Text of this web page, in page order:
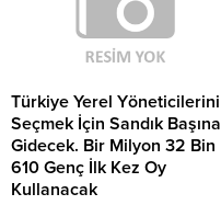
Türkiye Yerel Yöneticilerini
Seçmek İçin Sandık Başına
Gidecek. Bir Milyon 32 Bin
610 Genç İlk Kez Oy
Kullanacak